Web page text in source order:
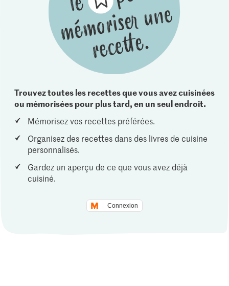
Trouvez toutes les recettes que vous avez cuisinées
ou mémorisées pour plus tard, en un seul endroit.
Mémorisez vos recettes préférées.
Organisez des recettes dans des livres de cuisine
personnalisés.
Gardez un aperçu de ce que vous avez déjà
cuisiné.
Connexion